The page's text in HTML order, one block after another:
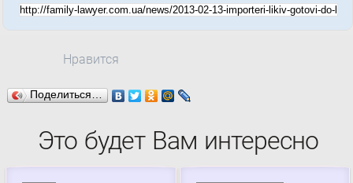
Нравится
Поделиться…
Это будет Вам интересно